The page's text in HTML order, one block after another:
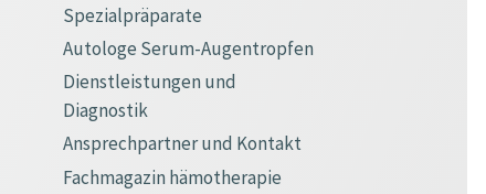
Spezialpräparate
Autologe Serum-Augentropfen
Dienstleistungen und
Diagnostik
Ansprechpartner und Kontakt
Fachmagazin hämotherapie